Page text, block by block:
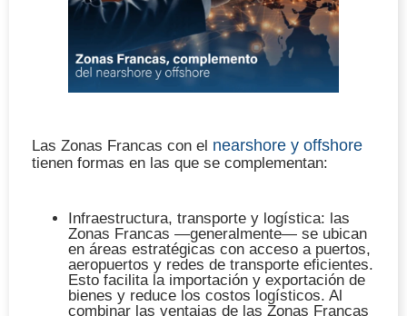
Las Zonas Francas con el nearshore y offshore
tienen formas en las que se complementan:
Infraestructura, transporte y logística: las
Zonas Francas —generalmente— se ubican
en áreas estratégicas con acceso a puertos,
aeropuertos y redes de transporte eficientes.
Esto facilita la importación y exportación de
bienes y reduce los costos logísticos. Al
combinar las ventajas de las Zonas Francas